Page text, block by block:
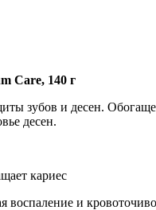
Care, 140 г
зубов и десен.
десен.
кариес
воспаление и